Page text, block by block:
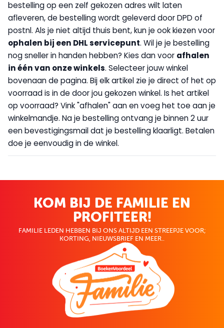
bestelling op een zelf gekozen adres wilt laten
afleveren, de bestelling wordt geleverd door DPD of
postnl. Als je niet altijd thuis bent, kun je ook kiezen voor
ophalen bij een DHL servicepunt. Wil je je bestelling
nog sneller in handen hebben? Kies dan voor afhalen
in één van onze winkels. Selecteer jouw winkel
bovenaan de pagina. Bij elk artikel zie je direct of het op
voorraad is in de door jou gekozen winkel. Is het artikel
op voorraad? Vink "afhalen" aan en voeg het toe aan je
winkelmandje. Na je bestelling ontvang je binnen 2 uur
een bevestigingsmail dat je bestelling klaarligt. Betalen
doe je eenvoudig in de winkel.
KOM BIJ DE FAMILIE EN
PROFITEER!
FAMILIE LEDEN HEBBEN BIJ ONS ALTIJD EEN STREEPJE VOOR;
KORTING, NIEUWSBRIEF EN MEER..